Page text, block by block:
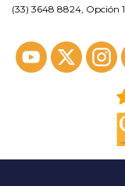
(33) 3648 8824, Opción 1